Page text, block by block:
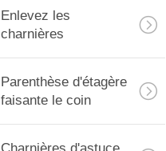
Enlevez les
charnières
Parenthèse d'étagère
faisante le coin